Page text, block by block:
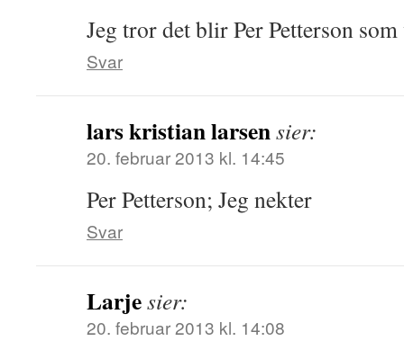
Jeg tror det blir Per Petterson
Svar
lars kristian larsensier:
20. februar 2013 kl. 14:45
Per Petterson; Jeg nekter
Svar
Larjesier:
20. februar 2013 kl. 14:08